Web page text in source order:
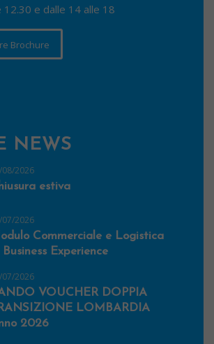
12.30 e dalle 14 alle 18
Brochure
NEWS
08/2026
estiva
2026
Commerciale e Logistica
Business Experience
2026
VOUCHER DOPPIA
LOMBARDIA
2026